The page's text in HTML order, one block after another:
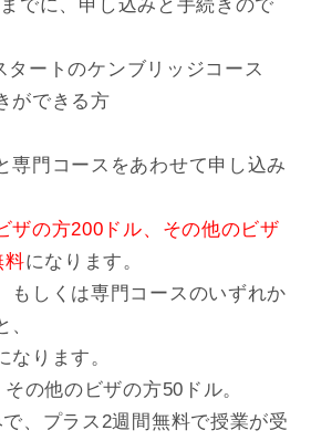
でに、申し込みと手続きので
ートのケンブリッジコース
ができる方
門コースをあわせて申し込み
ザの方200ドル、その他のビザ
料になります。
もしくは専門コースのいずれか
なります。
の他のビザの方50ドル。
、プラス2週間無料で授業が受